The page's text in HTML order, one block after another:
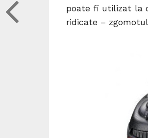
poate fi utilizat la
ridicate –